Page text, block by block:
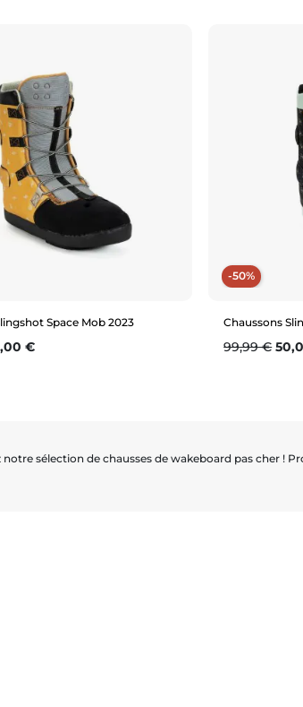
Space Mob 2023
€
-50%
Chaussons
Prix de base
99,99 € Prix
notre sélection de chausses de wakeboard pas cher !